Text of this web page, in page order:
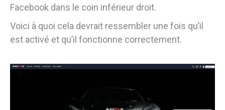
Facebook dans le coin inférieur droit.
Voici à quoi cela devrait ressembler une fois qu’il
est activé et qu’il fonctionne correctement.